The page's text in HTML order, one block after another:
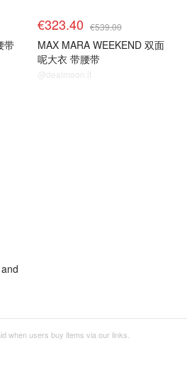
带
€323.40 €539.00
MAX MARA WEEKEND 双面
呢大衣 带腰带
@dealmoon.it
when users buy items via our links.